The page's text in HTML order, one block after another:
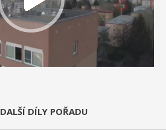
DALŠÍ DÍLY POŘADU